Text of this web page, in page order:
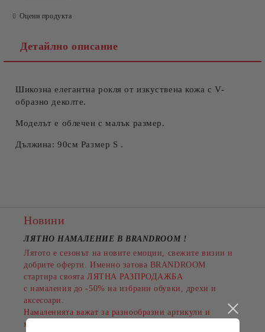
Оцени продукта
Детайлно описание
Шикозна елегантна рокля от изкуствена кожа с V-
образно деколте.
Моделът е облечен с малък размер.
Дължина: 90см Размер S .
Новини
ЛЯТНО НАМАЛЕНИЕ В BRANDROOM !
Лятото е сезонът на новите емоции, свежите визии и
добрите оферти. Именно затова BRANDROOM
стартира своята ЛЯТНА РАЗПРОДАЖБА
с намаления до -50% на избрани обувки, дрехи и
аксесоари.
Намаленията важат за разнообразни артикули и
марки, а количествата са ограничени.